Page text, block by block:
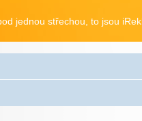
jednou střechou, to jsou